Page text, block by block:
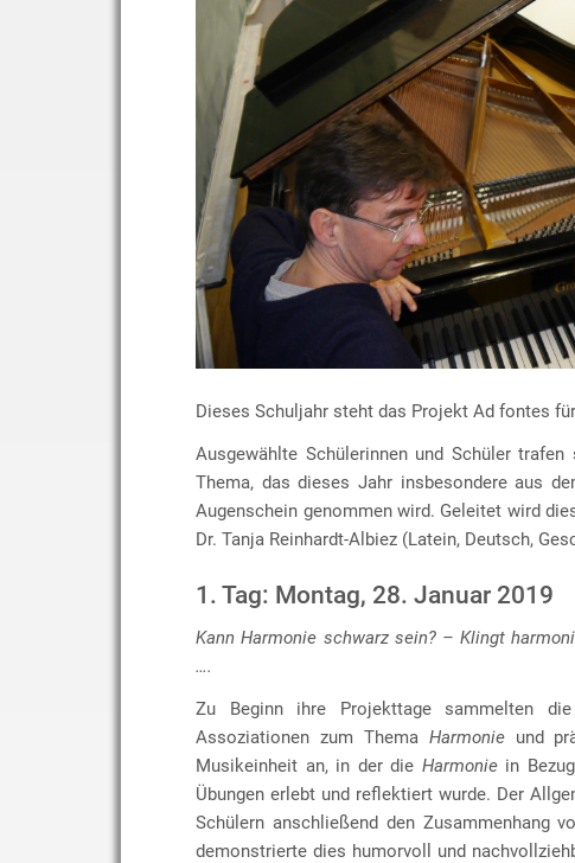
Dieses Schuljahr steht das Projekt Ad fontes
Ausgewählte Schülerinnen und Schüler
Thema, das dieses Jahr insbesondere aus
Augenschein genommen wird. Geleitet wird
Dr. Tanja Reinhardt-Albiez (Latein, Deutsch,
1. Tag: Montag, 28. Januar 2019
Kann Harmonie schwarz sein? – Klingt
….
Zu Beginn ihre Projekttage sammelten
Assoziationen zum Thema Harmonieund
Musikeinheit an, in der die Harmoniein Bezug
Übungen erlebt und reflektiert wurde. Der
Schülern anschließend den Zusammenhang
demonstrierte dies humorvoll und